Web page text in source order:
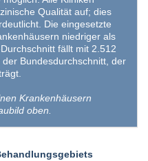
Qualität auf; dies
Die eingesetzte
niedriger als
fällt mit 2.512
Bundesdurchschnitt, der
Krankenhäusern
oben.